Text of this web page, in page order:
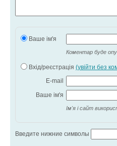
Ваше ім'я
Коментар буде
Вхід/реєстрація (увійти без
E-mail
Ваше ім'я
Ім'я і сайт
Введите нижние символы